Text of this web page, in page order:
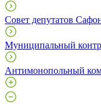
Совет депутатов
Муниципальный
Антимонопольный